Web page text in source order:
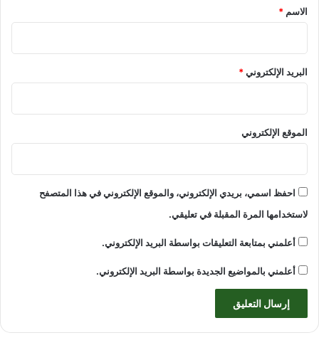
*
الاسم *
البريد الإلكتروني*
الموقع الإلكتروني
احفظ اسمي، بريدي الإلكتروني، والموقع الإلكتروني في هذا المتصفح
لاستخدامها المرة المقبلة في تعليقي.
أعلمني بمتابعة التعليقات بواسطة البريد الإلكتروني.
أعلمني بالمواضيع الجديدة بواسطة البريد الإلكتروني.